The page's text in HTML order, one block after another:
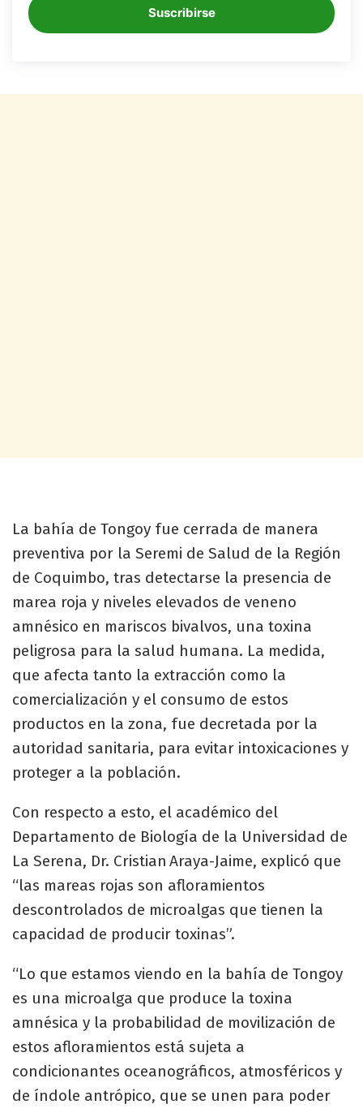
Suscribirse
La bahía de Tongoy fue cerrada de manera
preventiva por la Seremi de Salud de la Región
de Coquimbo, tras detectarse la presencia de
marea roja y niveles elevados de veneno
amnésico en mariscos bivalvos, una toxina
peligrosa para la salud humana. La medida,
que afecta tanto la extracción como la
comercialización y el consumo de estos
productos en la zona, fue decretada por la
autoridad sanitaria, para evitar intoxicaciones y
proteger a la población.
Con respecto a esto, el académico del
Departamento de Biología de la Universidad de
La Serena, Dr. Cristian Araya-Jaime, explicó que
“las mareas rojas son afloramientos
descontrolados de microalgas que tienen la
capacidad de producir toxinas”.
“Lo que estamos viendo en la bahía de Tongoy
es una microalga que produce la toxina
amnésica y la probabilidad de movilización de
estos afloramientos está sujeta a
condicionantes oceanográficos, atmosféricos y
de índole antrópico, que se unen para poder